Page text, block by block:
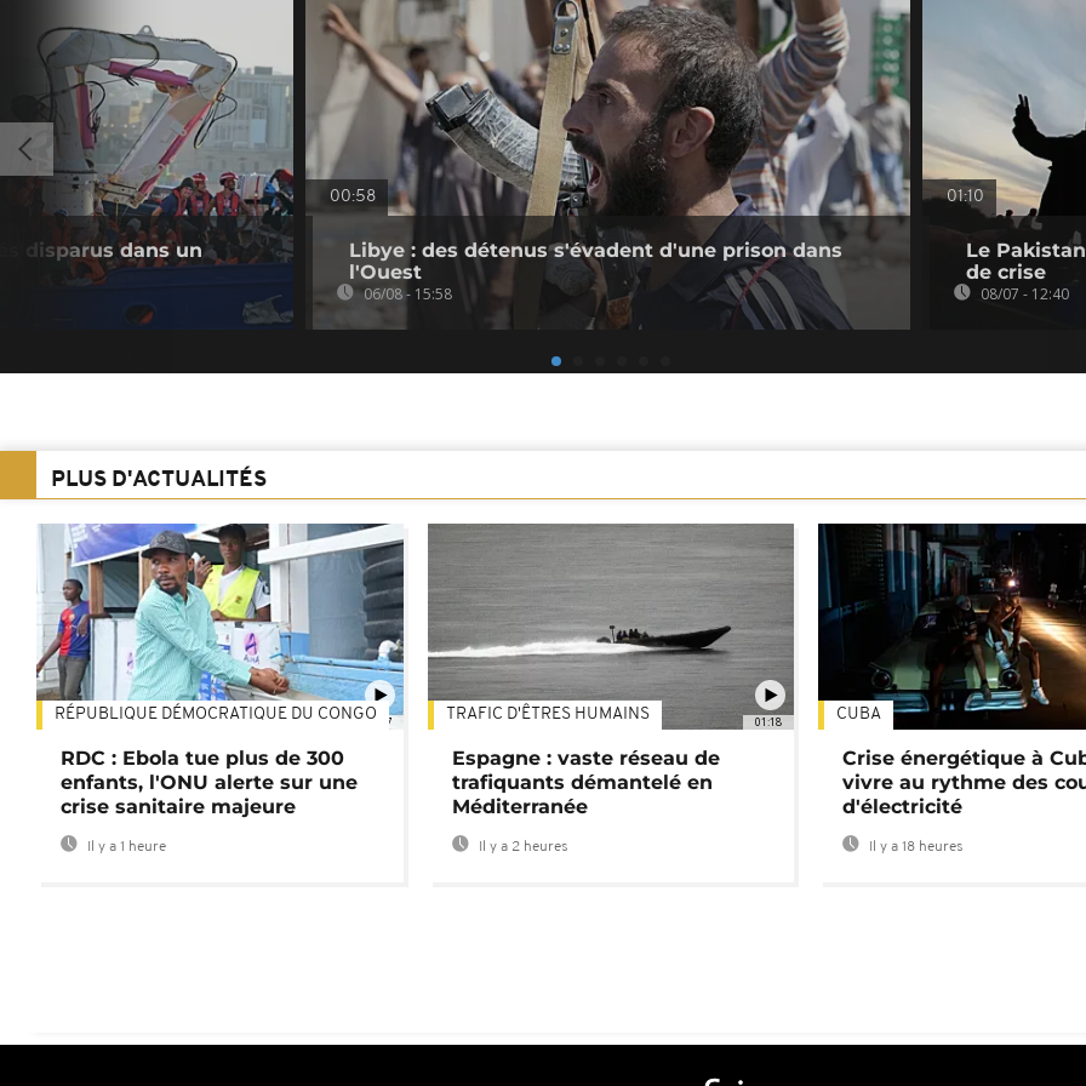
disparus dans un
00:58
Libye : des détenus s'évadent d'une prison dans
l'Ouest
06/08 - 15:58
01:10
Le
de crise
08/07 - 12:40
PLUS D'ACTUALITÉS
01:47
RÉPUBLIQUE DÉMOCRATIQUE DU CONGO
RDC : Ebola tue plus de 300
enfants, l'ONU alerte sur une
crise sanitaire majeure
Il y a 1 heure
01:18
TRAFIC D'ÊTRES HUMAINS
Espagne : vaste réseau de
trafiquants démantelé en
Méditerranée
Il y a 2 heures
CUBA
Crise énergétique à
vivre au rythme des
d'électricité
Il y a 18 heures